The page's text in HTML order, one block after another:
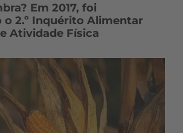
Em 2017, foi
o 2.º Inquérito Alimentar
Atividade Física